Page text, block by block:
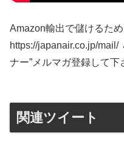
Amazon輸出で儲けるた
https://japanair.co.jp/mail/
ナー”メルマガ登録して
関連ツイート